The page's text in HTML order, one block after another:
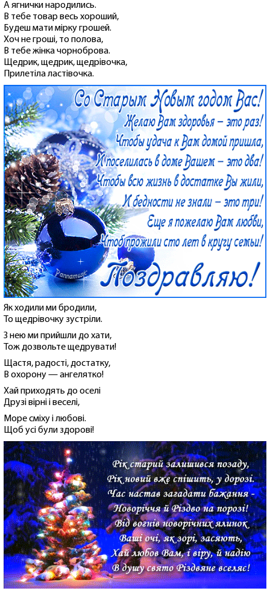
А ягнички народились.
В тебе товар весь хороший,
Будеш мати мірку грошей.
Хоч не гроші, то полова,
В тебе жінка чорноброва.
Щедрик, щедрик, щедрівочка,
Прилетіла ластівочка.
Як ходили ми бродили,
То щедрівочку зустріли.
З нею ми прийшли до хати,
Тож дозвольте щедрувати!
Щастя, радості, достатку,
В охорону — ангелятко!
Хай приходять до оселі
Друзі вірні і веселі,
Море сміху і любові.
Щоб усі були здорові!